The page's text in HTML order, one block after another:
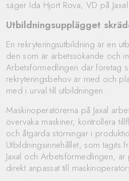
säger Ida Hjort Rova, VD på
Utbildningsupplägget
En rekryteringsutbildning är en
den som är arbetssökande och
Arbetsförmedlingen där företag
rekryteringsbehov är med och
med i urval till utbildningen.
Maskinoperatörerna på Jaxal
övervaka maskiner, kontrollera
och åtgärda störningar i
Utbildningsinnehållet, som tagits
Jaxal och Arbetsförmedlingen,
direkt anpassat till